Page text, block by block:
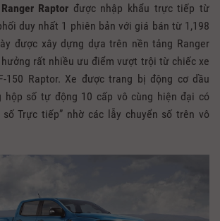
Raptor được nhập khẩu trực tiếp từ
duy nhất 1 phiên bản với giá bán từ 1,198
được xây dựng dựa trên nền tảng Ranger
rất nhiều ưu điểm vượt trội từ chiếc xe
150 Raptor. Xe được trang bị động cơ dầu
hộp số tự động 10 cấp vô cùng hiện đại có
số Trực tiếp” nhờ các lẫy chuyển số trên vô